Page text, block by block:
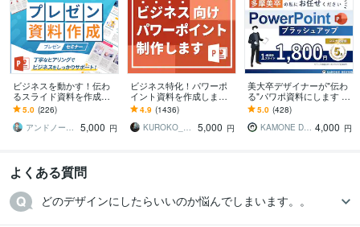
ビジネスを動かす！伝わ
るスライド資料を作成し
ます 営業資料・プレゼン
資料・企画書・セミナー
資料のパワポ作成
5.0 (226)
アンドノーツ｜スライドデザイナー
5,000 円
ビジネス特化！パワーポ
イント資料を作成します
元コンサル/現デザイナー
が作成！ビジネス向けパ
ワポ資料
4.9 (1436)
KUROKO_001
5,000 円
美大卒デザイナーが"伝わ
る"パワポ資料にします 美
大卒×ビジネススキルであ
なたの資料をさらにハイ
クオリティに
5.0 (428)
KAMONE Design 4,000 円
よくある質問
どのデザインにしたらいいのか悩んでしまいます。。